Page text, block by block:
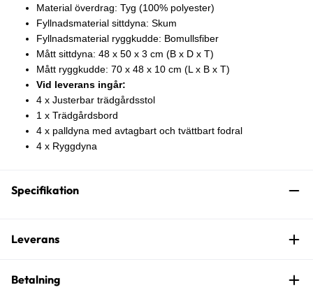
Material överdrag: Tyg (100% polyester)
Fyllnadsmaterial sittdyna: Skum
Fyllnadsmaterial ryggkudde: Bomullsfiber
Mått sittdyna: 48 x 50 x 3 cm (B x D x T)
Mått ryggkudde: 70 x 48 x 10 cm (L x B x T)
Vid leverans ingår:
4 x Justerbar trädgårdsstol
1 x Trädgårdsbord
4 x palldyna med avtagbart och tvättbart fodral
4 x Ryggdyna
Specifikation
Leverans
Betalning